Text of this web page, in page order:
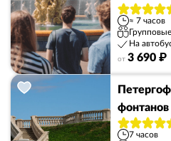
≈ 7 часов
Групповые
На
от 3 690 ₽
7 часов